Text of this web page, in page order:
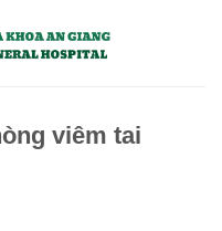
viêm tai